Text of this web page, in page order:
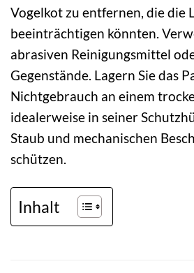
Vogelkot zu entfernen, die die
beeinträchtigen könnten.
abrasiven Reinigungsmittel
Gegenstände. Lagern Sie das
Nichtgebrauch an einem
idealerweise in seiner
Staub und mechanischen
schützen.
Inhalt